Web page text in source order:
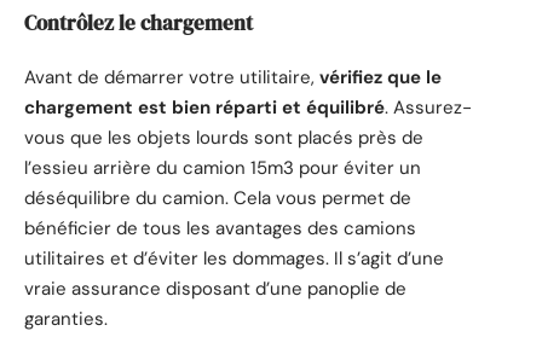
Contrôlez le chargement
Avant de démarrer votre utilitaire, vérifiez que le
chargement est bien réparti et équilibré. Assurez-
vous que les objets lourds sont placés près de
l’essieu arrière du camion 15m3 pour éviter un
déséquilibre du camion. Cela vous permet de
bénéficier de tous les avantages des camions
utilitaires et d’éviter les dommages. Il s’agit d’une
vraie assurance disposant d’une panoplie de
garanties.